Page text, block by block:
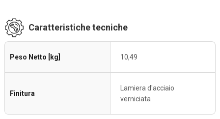
Caratteristiche tecniche
Peso Netto [kg] 10,49
Finitura
Lamiera d'acciaio
verniciata